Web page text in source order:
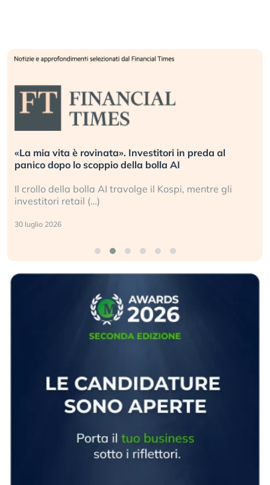
«La mia vita è rovinata». Investitori in preda al
panico dopo lo scoppio della bolla AI
Il crollo della bolla AI travolge il Kospi, mentre gli
investitori retail (…)
30 luglio 2026